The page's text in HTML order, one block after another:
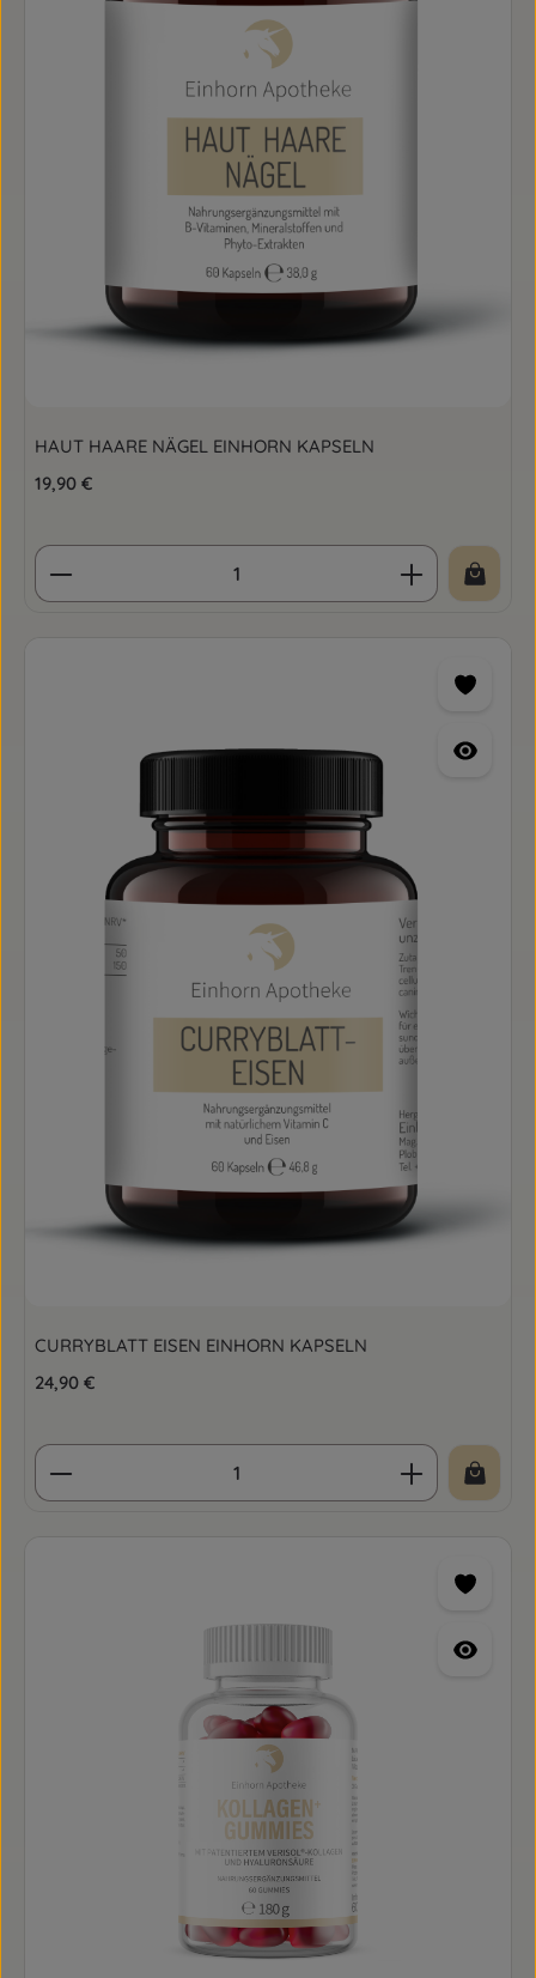
HAUT HAARE NÄGEL EINHORN KAPSELN
Regulärer Preis:
19,90 €
Produkt Anzahl: Gib den gewünschten Wert
CURRYBLATT EISEN EINHORN KAPSELN
Regulärer Preis:
24,90 €
Produkt Anzahl: Gib den gewünschten Wert